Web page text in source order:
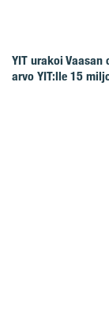
YIT urakoi
arvo YIT:lle 15